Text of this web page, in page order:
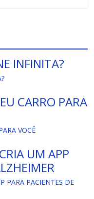
INFINITA?
CARRO PARA
UM APP